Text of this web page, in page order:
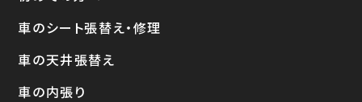
車のシート張替え・修理
車の天井張替え
車の内張り